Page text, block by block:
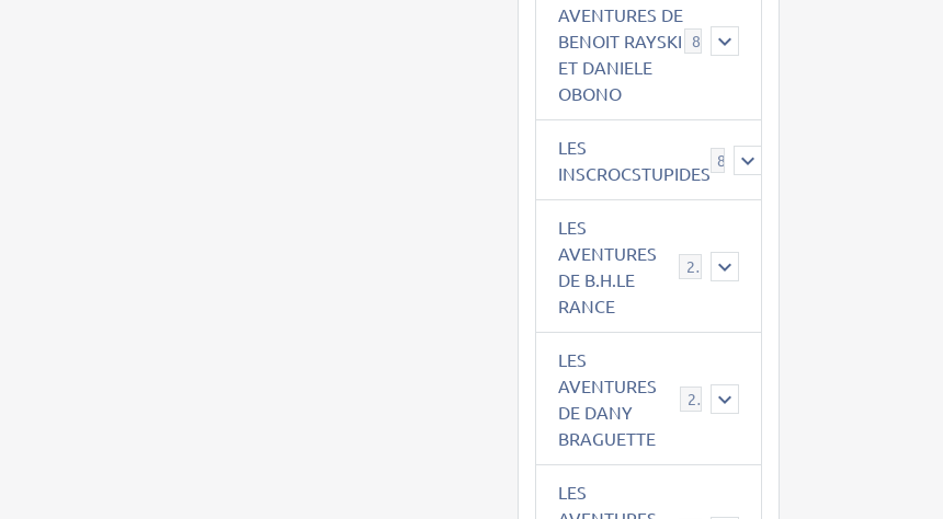
AVENTURES DE
BENOIT RAYSKI
ET DANIELE
OBONO
LES
INSCROCSTUPIDES
8
LES
AVENTURES
DE B.H.LE
RANCE
21
LES
AVENTURES
DE DANY
BRAGUETTE
29
LES